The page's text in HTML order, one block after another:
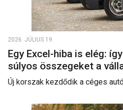
2026. JÚLIUS 19.
Egy Excel-hiba is elég:
súlyos összegeket a
Új korszak kezdődik a céges